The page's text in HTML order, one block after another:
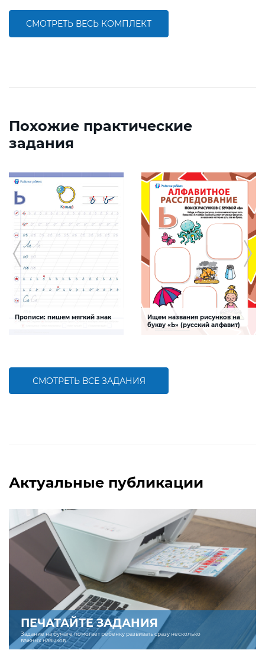
СМОТРЕТЬ ВЕСЬ КОМПЛЕКТ
Похожие практические
задания
Прописи: пишем мягкий знак
Ищем названия рисунков на
букву «Ь» (русский алфавит)
СМОТРЕТЬ ВСЕ ЗАДАНИЯ
Актуальные публикации
ПЕЧАТАЙТЕ ЗАДАНИЯ
Задание на бумаге помогает ребенку развивать сразу несколько
важных навыков.